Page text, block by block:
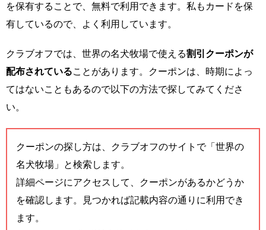
を保有することで、無料で利用できます。私もカードを保
有しているので、よく利用しています。
クラブオフでは、世界の名犬牧場で使える割引クーポンが
配布されていることがあります。クーポンは、時期によっ
てはないこともあるので以下の方法で探してみてくださ
い。
クーポンの探し方は、クラブオフのサイトで「世界の
名犬牧場」と検索します。
詳細ページにアクセスして、クーポンがあるかどうか
を確認します。見つかれば記載内容の通りに利用でき
ます。